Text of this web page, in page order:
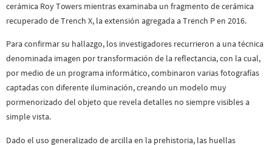
cerámica Roy Towers mientras examinaba un fragmento de cerámica
recuperado de Trench X, la extensión agregada a Trench P en 2016.
Para confirmar su hallazgo, los investigadores recurrieron a una técnica
denominada imagen por transformación de la reflectancia, con la cual,
por medio de un programa informático, combinaron varias fotografías
captadas con diferente iluminación, creando un modelo muy
pormenorizado del objeto que revela detalles no siempre visibles a
simple vista.
Dado el uso generalizado de arcilla en la prehistoria, las huellas